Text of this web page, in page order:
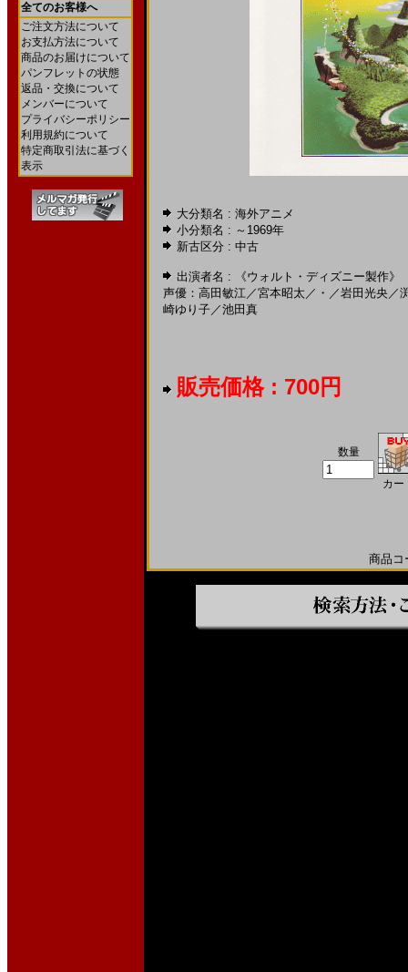
全てのお客様へ
ご注文方法について
お支払方法について
商品のお届けについて
パンフレットの状態
返品・交換について
メンバーについて
プライバシーポリシー
利用規約について
特定商取引法に基づく
表示
大分類名 : 海外アニメ
小分類名 : ～1969年
新古区分 : 中古
出演者名 :
《ウォルト・ディズニー製作
声優：高田敏江／宮本昭太 ／ ・ ／岩田光央／
崎ゆり子／池田真
販売価格 : 700円
数量
カー
商品